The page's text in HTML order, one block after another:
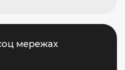
мережах